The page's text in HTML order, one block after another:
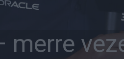
merre